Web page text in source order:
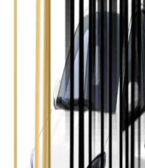
Opel Insignia